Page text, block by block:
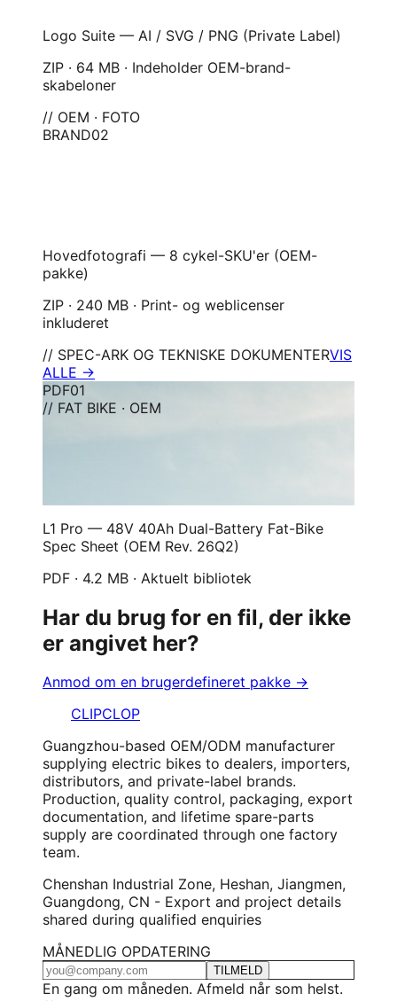
Logo Suite — AI / SVG / PNG (Private Label)
ZIP · 64 MB · Indeholder OEM-brand-
skabeloner
// OEM · FOTO
BRAND02
Hovedfotografi — 8 cykel-SKU'er (OEM-
pakke)
ZIP · 240 MB · Print- og weblicenser
inkluderet
// SPEC-ARK OG TEKNISKE DOKUMENTERVIS
ALLE →
PDF01
// FAT BIKE · OEM
L1 Pro — 48V 40Ah Dual-Battery Fat-Bike
Spec Sheet (OEM Rev. 26Q2)
PDF · 4.2 MB · Aktuelt bibliotek
Har du brug for en fil, der ikke
er angivet her?
Anmod om en brugerdefineret pakke →
CLIPCLOP
Guangzhou-based OEM/ODM manufacturer
supplying electric bikes to dealers, importers,
distributors, and private-label brands.
Production, quality control, packaging, export
documentation, and lifetime spare-parts
supply are coordinated through one factory
team.
Chenshan Industrial Zone, Heshan, Jiangmen,
Guangdong, CN - Export and project details
shared during qualified enquiries
MÅNEDLIG OPDATERING
TILMELD
En gang om måneden. Afmeld når som helst.